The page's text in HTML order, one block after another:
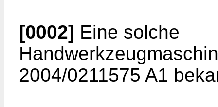
[0002] Eine solche
2004/0211575 A1